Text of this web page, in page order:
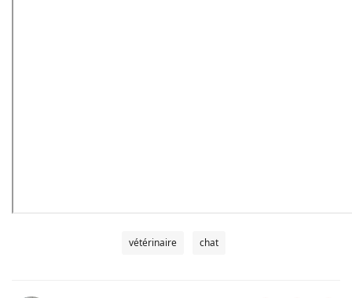
vétérinaire chat